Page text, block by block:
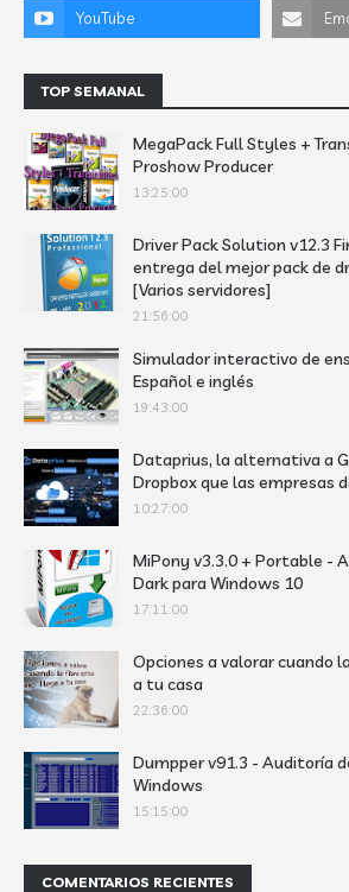
TOP SEMANAL
MegaPack Full Styles +
Proshow Producer
13:25:00
Driver Pack Solution v12.3
entrega del mejor pack de
[Varios servidores]
21:56:00
Simulador interactivo de
Español e inglés
19:43:00
Dataprius, la alternativa a
Dropbox que las empresas
10:27:00
MiPony v3.3.0 + Portable -
Dark para Windows 10
17:11:00
Opciones a valorar cuando
a tu casa
22:36:00
Dumpper v91.3 - Auditoría
Windows
15:15:00
COMENTARIOS RECIENTES